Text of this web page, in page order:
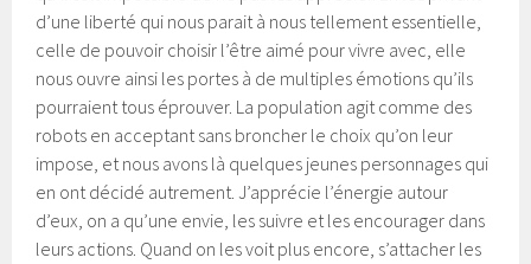
d’une liberté qui nous parait à nous tellement essentielle,
celle de pouvoir choisir l’être aimé pour vivre avec, elle
nous ouvre ainsi les portes à de multiples émotions qu’ils
pourraient tous éprouver. La population agit comme des
robots en acceptant sans broncher le choix qu’on leur
impose, et nous avons là quelques jeunes personnages qui
en ont décidé autrement. J’apprécie l’énergie autour
d’eux, on a qu’une envie, les suivre et les encourager dans
leurs actions. Quand on les voit plus encore, s’attacher les